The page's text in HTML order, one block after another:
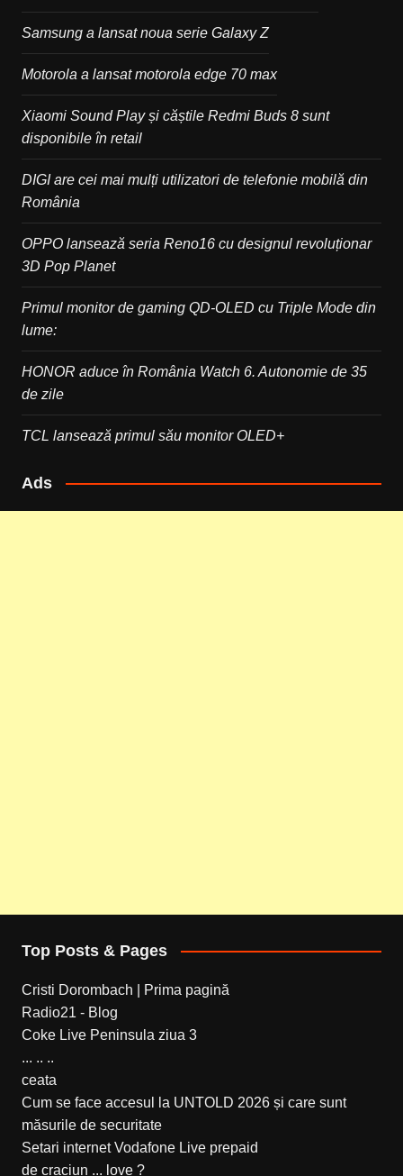
Samsung a lansat noua serie Galaxy Z
Motorola a lansat motorola edge 70 max
Xiaomi Sound Play și căștile Redmi Buds 8 sunt
disponibile în retail
DIGI are cei mai mulți utilizatori de telefonie mobilă din
România
OPPO lansează seria Reno16 cu designul revoluționar
3D Pop Planet
Primul monitor de gaming QD-OLED cu Triple Mode din
lume:
HONOR aduce în România Watch 6. Autonomie de 35
de zile
TCL lansează primul său monitor OLED+
Ads
Top Posts & Pages
Cristi Dorombach | Prima pagină
Radio21 - Blog
Coke Live Peninsula ziua 3
... .. ..
ceata
Cum se face accesul la UNTOLD 2026 și care sunt
măsurile de securitate
Setari internet Vodafone Live prepaid
de craciun ... love ?